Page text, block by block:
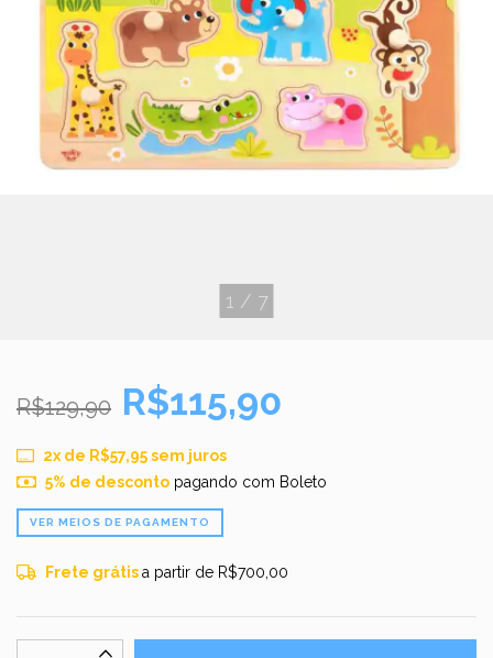
1 / 7
R$129,90 R$115,90
2x de R$57,95sem juros
5% de descontopagando com Boleto
VER MEIOS DE PAGAMENTO
Frete grátisa partir de R$700,00